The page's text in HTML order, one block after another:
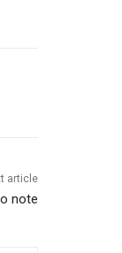
article
note